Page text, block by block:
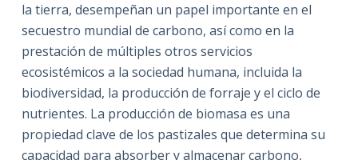
la tierra, desempeñan un papel importante en el
secuestro mundial de carbono, así como en la
prestación de múltiples otros servicios
ecosistémicos a la sociedad humana, incluida la
biodiversidad, la producción de forraje y el ciclo de
nutrientes. La producción de biomasa es una
propiedad clave de los pastizales que determina su
capacidad para absorber y almacenar carbono,